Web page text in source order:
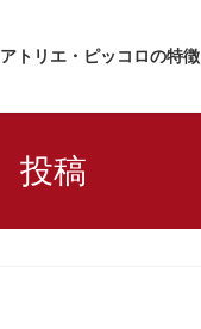
アトリエ・ピッコロの特徴
投稿